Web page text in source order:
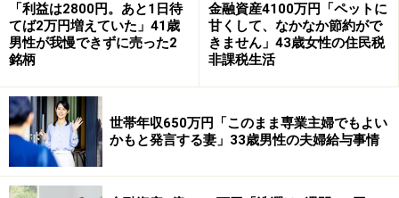
その理由として「夫婦の年金を合計すると月50万円以上
あり生活には十分」と語っています。
加えて「40代半ばに米国駐在員として米国で勤務してい
たため、米国年金がもらえる。アメリカの物価上昇と円
安もあり毎年支給額が増えている。来年から妻にも支給
される予定」とのこと。
「利益は2800円。あと1日待
てば2万円増えていた」41歳
男性が我慢できずに売った2
銘柄
金融資産4100万円「ペットに
甘くして、なかなか節約がで
きません」43歳女性の住民税
非課税生活
世帯年収650万円「このまま専業主婦でもよい
かもと発言する妻」33歳男性の夫婦給与事情